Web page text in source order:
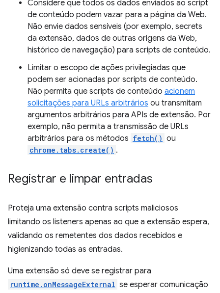
Considere que todos os dados enviados ao script
de conteúdo podem vazar para a página da Web.
Não envie dados sensíveis (por exemplo, secrets
da extensão, dados de outras origens da Web,
histórico de navegação) para scripts de conteúdo.
Limitar o escopo de ações privilegiadas que
podem ser acionadas por scripts de conteúdo.
Não permita que scripts de conteúdo acionem
solicitações para URLs arbitrários ou transmitam
argumentos arbitrários para APIs de extensão. Por
exemplo, não permita a transmissão de URLs
arbitrários para os métodos fetch() ou
chrome.tabs.create() .
Registrar e limpar entradas
Proteja uma extensão contra scripts maliciosos
limitando os listeners apenas ao que a extensão espera,
validando os remetentes dos dados recebidos e
higienizando todas as entradas.
Uma extensão só deve se registrar para
runtime.onMessageExternal se esperar comunicação